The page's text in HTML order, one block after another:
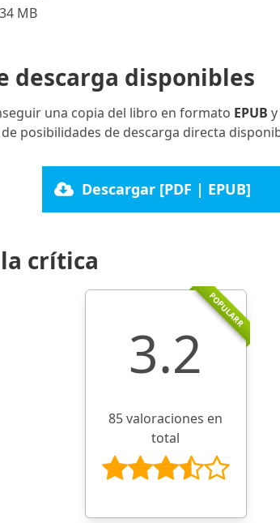
MB
descarga disponibles
una copia del libro en formato EPUB y
posibilidades de descarga directa
Descargar [PDF | EPUB]
crítica
POPULARR
3.2
85 valoraciones en
total